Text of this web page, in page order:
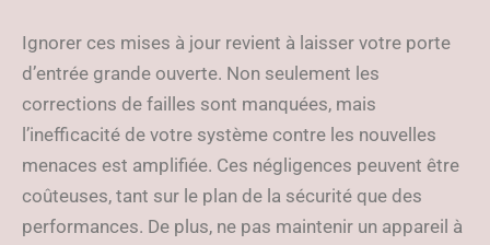
Ignorer ces mises à jour revient à laisser votre porte
d’entrée grande ouverte. Non seulement les
corrections de failles sont manquées, mais
l’inefficacité de votre système contre les nouvelles
menaces est amplifiée. Ces négligences peuvent être
coûteuses, tant sur le plan de la sécurité que des
performances. De plus, ne pas maintenir un appareil à